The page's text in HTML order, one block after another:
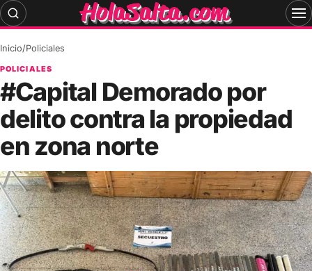
Skip
to
Inicio/Policiales
POLICIALES
#Capital Demorado por
delito contra la propiedad
en zona norte